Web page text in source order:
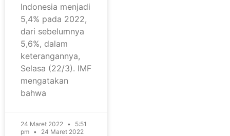
Indonesia menjadi
5,4% pada 2022,
dari sebelumnya
5,6%, dalam
keterangannya,
Selasa (22/3). IMF
mengatakan
bahwa
24 Maret 2022
5:51
pm
24 Maret 2022